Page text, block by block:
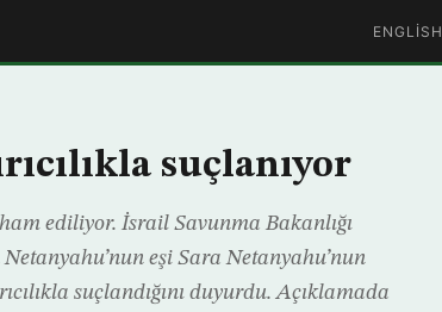
ENGLISH
suçlanıyor
ediliyor. İsrail Savunma Bakanlığı
eşi Sara Netanyahu’nun
suçlandığını duyurdu. Açıklamada